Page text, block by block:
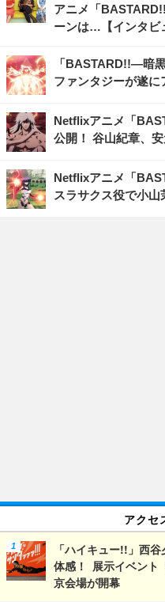
アニメ「
ーンは…【インタビ
「BASTARD!!―暗
ファンタジーが遂
Netflixアニメ「
公開！ 谷山紀章、
Netflixアニメ「
スラサクス役で小山
アクセ
「ハイキュー!!」西
体感！ 展示イベント
京会場が開幕